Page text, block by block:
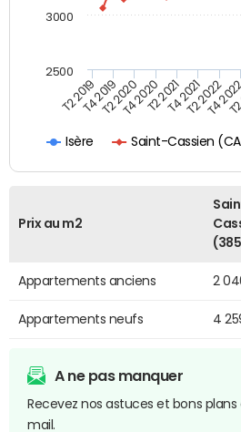
Isère Saint-Cassien
T2 2019T4 2019T2 2020T4 2020T2 2021T4 2021T2 2022
T4
2500
3000
Prix au m2
Appartements anciens 2
Appartements neufs 4
A ne pas manquer
Recevez nos astuces et bons
mail.